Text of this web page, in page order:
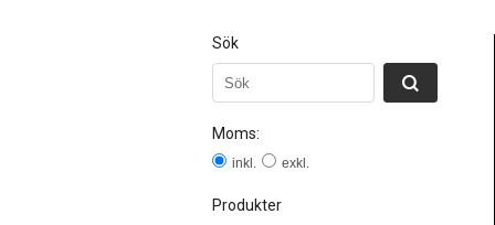
Sök
Moms:
inkl. exkl.
Produkter